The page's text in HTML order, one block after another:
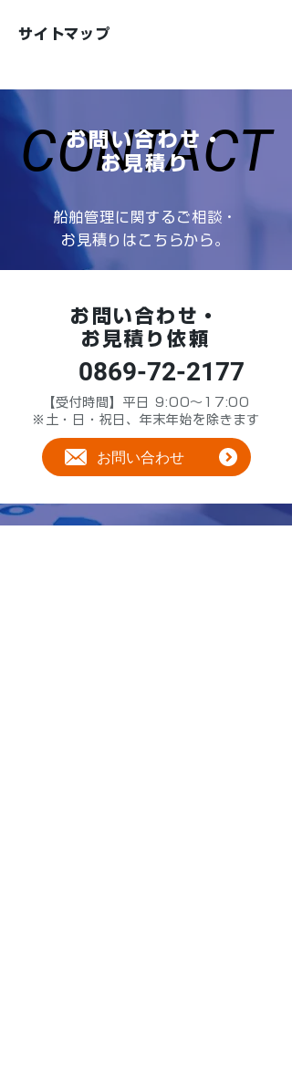
サイトマップ
CONTACT
CONTACT
お問い合わせ・
お見積り
船舶管理に関するご相談・
お見積りはこちらから。
お問い合わせ・
お見積り依頼
0869-72-2177
【受付時間】平日 9:00～17:00
※土・日・祝日、年末年始を除きます
お問い合わせ